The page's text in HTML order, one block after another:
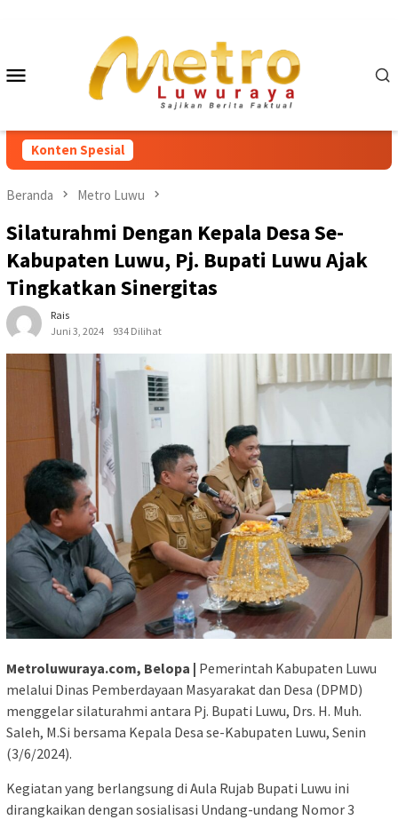
Mobile
Konten Spesial
Beranda Metro Luwu
Silaturahmi Dengan Kepala Desa Se-
Kabupaten Luwu, Pj. Bupati Luwu Ajak
Tingkatkan Sinergitas
Rais
Juni 3, 2024
934 Dilihat
Metroluwuraya.com, Belopa | Pemerintah Kabupaten Luwu
melalui Dinas Pemberdayaan Masyarakat dan Desa (DPMD)
menggelar silaturahmi antara Pj. Bupati Luwu, Drs. H. Muh.
Saleh, M.Si bersama Kepala Desa se-Kabupaten Luwu, Senin
(3/6/2024).
Kegiatan yang berlangsung di Aula Rujab Bupati Luwu ini
dirangkaikan dengan sosialisasi Undang-undang Nomor 3